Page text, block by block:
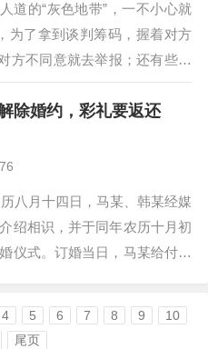
年8月7日，小张与他人登...
道的“灰色地带”，一不小心就
为了拿到谈判筹码，握着对方
方不同意就去举报；还有些夫
在房产证上加了女方和女方父
人有多少份额，离婚时没分到
除婚约，彩礼要返还
八月十四日，马某、韩某经媒
绍相识，并于同年农历十月初
仪式。订婚当日，马某给付韩
因琐事发生争执，马某提出解
某以男方先提出悔婚为由拒不
4 5 6 7 8 9
10
尾页